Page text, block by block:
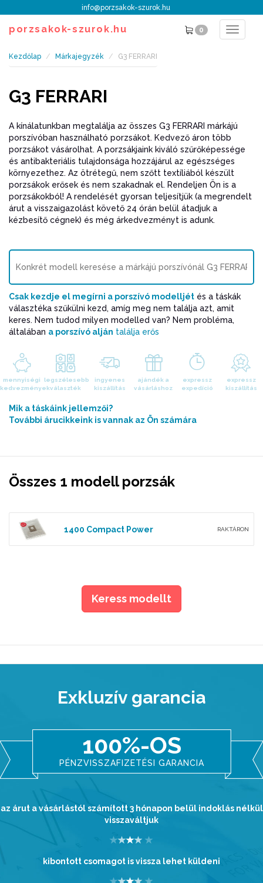
info@porzsakok-szurok.hu
porzsakok-szurok.hu 0
Toggle
Kezdőlap Márkajegyzék G3 FERRARI
G3 FERRARI
A kínálatunkban megtalálja az összes G3 FERRARI márkájú
porszívóban használható porzsákot. Kedvező áron több
porzsákot vásárolhat. A porzsákjaink kiváló szűrőképessége
és antibakteriális tulajdonsága hozzájárul az egészséges
környezethez. Az ötrétegű, nem szőtt textíliából készült
porzsákok erősek és nem szakadnak el. Rendeljen Ön is a
porzsákokból! A rendelését gyorsan teljesítjük (a megrendelt
árut a visszaigazolást követő 24 órán belül átadjuk a
kézbesítő cégnek) és még árkedvezményt is adunk.
Csak kezdje el megírni a porszívó modelljét és a táskák
választéka szűkülni kezd, amíg meg nem találja azt, amit
keres. Nem tudod milyen modelled van? Nem probléma,
általában a porszívó alján találja erős
mennyiségi
kedvezmények
legszélesebb
választék
ingyenes
kiszállítás
ajándék a
vásárláshoz
expressz
expedíció
expressz
kiszállítás
Mik a táskáink jellemzői?
További árucikkeink is vannak az Ön számára
Összes 1 modell porzsák
1400 Compact Power RAKTÁRON
Keress modellt
Exkluzív garancia
100%-OS
PÉNZVISSZAFIZETÉSI GARANCIA
az árut a vásárlástól számított 3 hónapon belül indoklás nélkül
visszaváltjuk
kibontott csomagot is vissza lehet küldeni